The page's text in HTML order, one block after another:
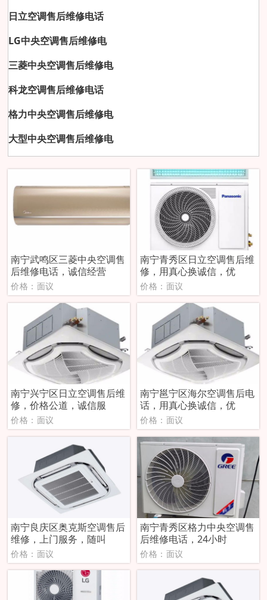
日立空调售后维修电话
LG中央空调售后维修电
三菱中央空调售后维修电
科龙空调售后维修电话
格力中央空调售后维修电
大型中央空调售后维修电
南宁武鸣区三菱中央空调售
后维修电话，诚信经营
价格：面议
南宁青秀区日立空调售后维
修，用真心换诚信，优
价格：面议
南宁兴宁区日立空调售后维
修，价格公道，诚信服
价格：面议
南宁邕宁区海尔空调售后电
话，用真心换诚信，优
价格：面议
南宁良庆区奥克斯空调售后
维修，上门服务，随叫
价格：面议
南宁青秀区格力中央空调售
后维修电话，24小时
价格：面议